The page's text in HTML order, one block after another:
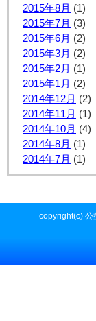
2015年8月 (1)
2015年7月 (3)
2015年6月 (2)
2015年3月 (2)
2015年2月 (1)
2015年1月 (2)
2014年12月 (2)
2014年11月 (1)
2014年10月 (4)
2014年8月 (1)
2014年7月 (1)
copyright(c) 公